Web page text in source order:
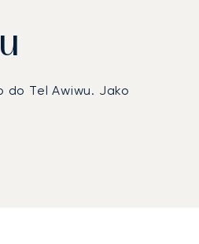
Tel Awiwu. Jako
Państwa lot zostanie